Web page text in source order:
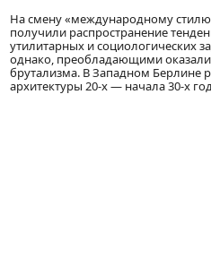
На смену «международному
получили распространение
утилитарных и социологических
однако, преобладающими
брутализма. В Западном Берлине
архитектуры 20-х — начала 30-х